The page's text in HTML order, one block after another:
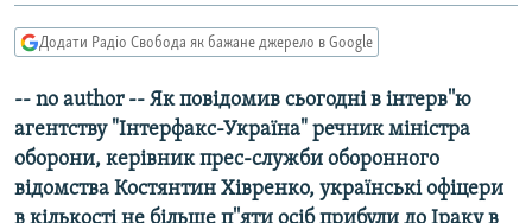
МУЛЬТИМЕДІА
СПЕЦПРОЄКТИ
ПОДКАСТИ
Додати Радіо Свобода як бажане джерело в Google
-- no author -- Як повiдомив сьогодні в iнтерв''ю
агентству "Iнтерфакс-Україна" речник мiнiстра
оборони, керiвник прес-служби оборонного
вiдомства Костянтин Хiвренко, українськi офiцери